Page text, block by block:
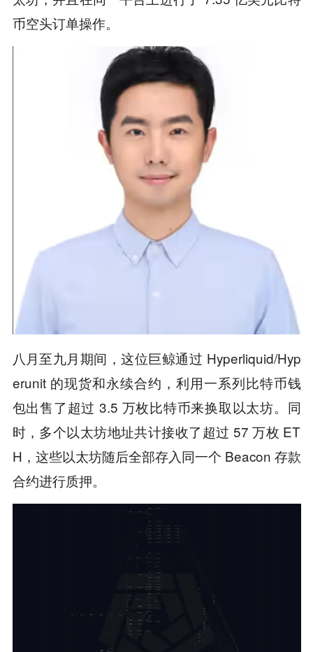
币空头订单操作。
八月至九月期间，这位巨鲸通过 Hyperliquid/Hyp
erunit 的现货和永续合约，利用一系列比特币钱
包出售了超过 3.5 万枚比特币来换取以太坊。同
时，多个以太坊地址共计接收了超过 57 万枚 ET
H，这些以太坊随后全部存入同一个 Beacon 存款
合约进行质押。